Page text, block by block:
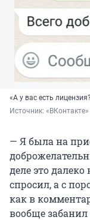
«А у вас есть
Источник: «ВКонтакте»
— Я была на
деле это далеко
спросил, а с
как в
вообще